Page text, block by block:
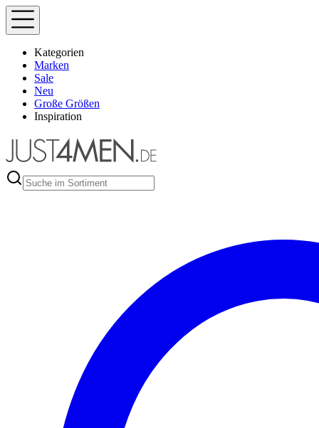
Kategorien
Marken
Sale
Neu
Große Größen
Inspiration